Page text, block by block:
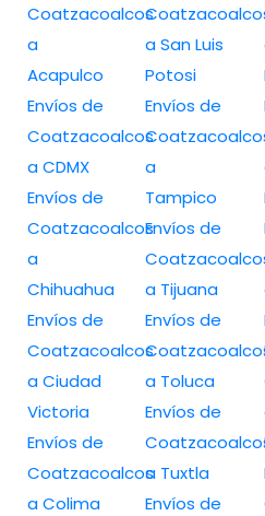
Coatzacoalcos
a
Acapulco
Envíos de
Coatzacoalcos
a CDMX
Envíos de
Coatzacoalcos
a
Chihuahua
Envíos de
Coatzacoalcos
a Ciudad
Victoria
Envíos de
Coatzacoalcos
a Colima
a San Luis
Potosi
Envíos de
a
Tampico
Envíos de
a Tijuana
Envíos de
a Toluca
Envíos de
a Tuxtla
Envíos de